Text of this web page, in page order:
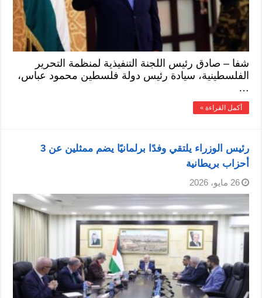
شفا – صادق رئيس اللجنة التنفيذية لمنظمة التحرير
الفلسطينية، سيادة رئيس دولة فلسطين محمود عباس،
…
أكمل القراءة »
رئيس الوزراء يلتقي وفدًا برلمانيًا يضم ممثلين عن 3
أحزاب بريطانية
26 مايو، 2026